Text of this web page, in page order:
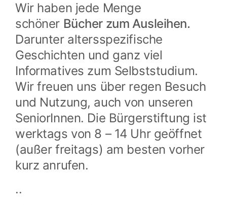
Wir haben jede Menge
schöner Bücher zum Ausleihen.
Darunter altersspezifische
Geschichten und ganz viel
Informatives zum Selbststudium.
Wir freuen uns über regen Besuch
und Nutzung, auch von unseren
SeniorInnen. Die Bürgerstiftung ist
werktags von 8 – 14 Uhr geöffnet
(außer freitags) am besten vorher
kurz anrufen.
..